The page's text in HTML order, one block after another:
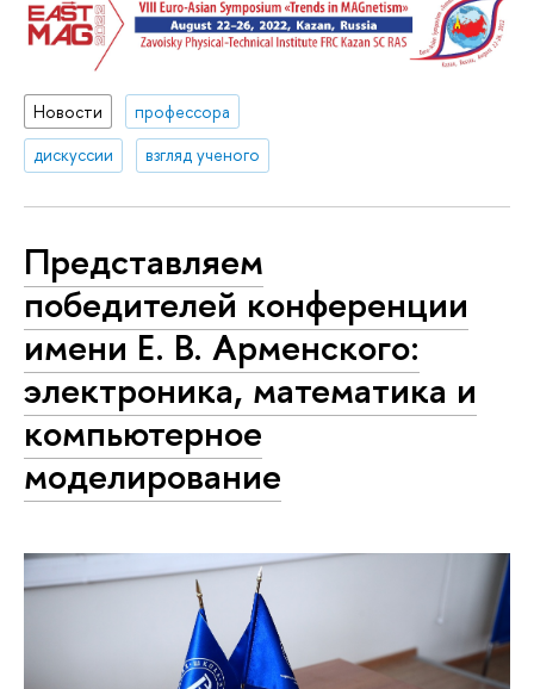
Новости
профессора
дискуссии
взгляд ученого
Представляем
победителей конференции
имени Е. В. Арменского:
электроника, математика и
компьютерное
моделирование